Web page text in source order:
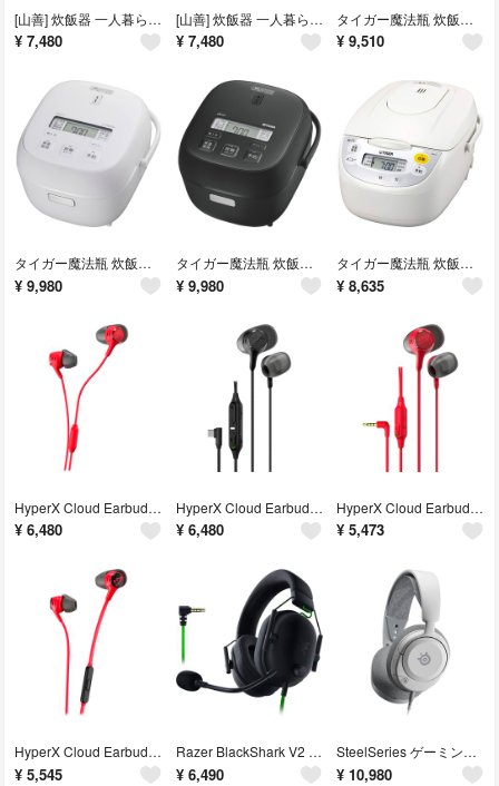
[山善] 炊飯器 一人暮らし 5.5合 3種類炊き分け機能 マイコン式 低温調理 無洗米モード 保温 予約機能 ホワイト
¥ 7,480
[山善] 炊飯器 一人暮らし 5.5合 3種類炊き分け機能 マイコン式 低温調理 無洗米モード 保温 予約機能 ブラック
¥ 7,480
タイガー魔法瓶 炊飯器 1升 ロングセラー 黒遠赤厚釜 マイコン 調理メニュー付き 炊きたて ホワイト
¥ 9,510
タイガー魔法瓶 炊飯器 3合 一人暮らし 遠赤黒特厚釜 低温調理 パン焼き 冷凍ご飯 早炊き マイコン マットホワイト
¥ 9,980
タイガー魔法瓶 炊飯器 3合 一人暮らし 遠赤黒特厚釜 低温調理 パン焼き 冷凍ご飯 早炊き マイコン マットブラック
¥ 9,980
タイガー魔法瓶 炊飯器 5合 一人暮らし ロングセラー 黒遠赤厚釜 マイコン 調理メニュー付き 炊きたて
¥ 8,635
HyperX Cloud Earbuds III S ゲーミングイヤホン 有線 USB-C レッド日本正規代理店品BN7S2AA
¥ 6,480
HyperX Cloud Earbuds III S ゲーミングイヤホン 有線 USB-C ブラック 日本正規代理店品
¥ 6,480
HyperX Cloud Earbuds III ゲーミングイヤホン 有線 3.5mm 日本正規代理店品 BN7S0AA
¥ 5,473
HyperX Cloud Earbuds 2有線 ゲーミングイヤホン レッド インラインマイク Nintendo Switch
¥ 5,545
Razer BlackShark V2 X ゲーミングヘッドセット 3.5mmアナログ 7.1ch サラウンド
¥ 6,490
SteelSeries ゲーミングヘッドセット ヘッドホン PlayStation 5専用モデル Arctis Nova 1P
¥ 10,980